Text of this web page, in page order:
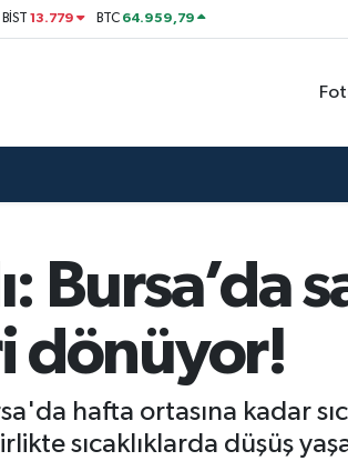
BİST13.779 BTC 64.959,79
Bursa’da
dönüyor!
hafta ortasına kadar
sıcaklıklarda düşüş